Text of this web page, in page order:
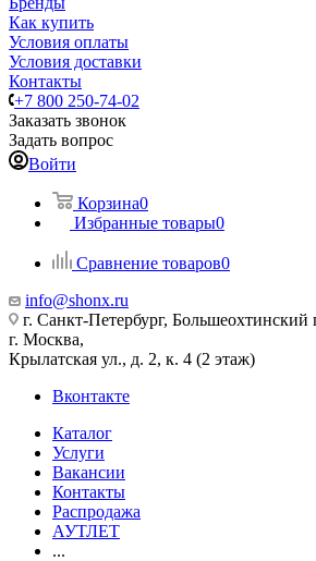
Как купить
Условия оплаты
Условия доставки
Контакты
+7 800 250-74-02
Заказать звонок
Задать вопрос
Войти
Корзина0
Избранные товары0
Сравнение товаров0
info@shonx.ru
г. Санкт-Петербург, Большеохтинский
г. Москва,
Крылатская ул., д. 2, к. 4 (2 этаж)
Вконтакте
Каталог
Услуги
Вакансии
Контакты
Распродажа
АУТЛЕТ
...